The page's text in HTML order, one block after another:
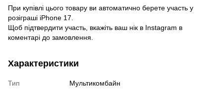
При купівлі цього товару ви автоматично берете участь у
розіграші iPhone 17.
Щоб підтвердити участь, вкажіть ваш нік в Instagram в
коментарі до замовлення.
Характеристики
Тип
Мультикомбайн